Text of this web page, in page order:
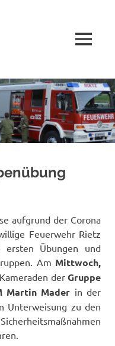
MENÜ
aufgrund der Corona
Feuerwehr Rietz
Übungen und
Am Mittwoch,
derGruppe
Martin Mader in der
Unterweisung zu den